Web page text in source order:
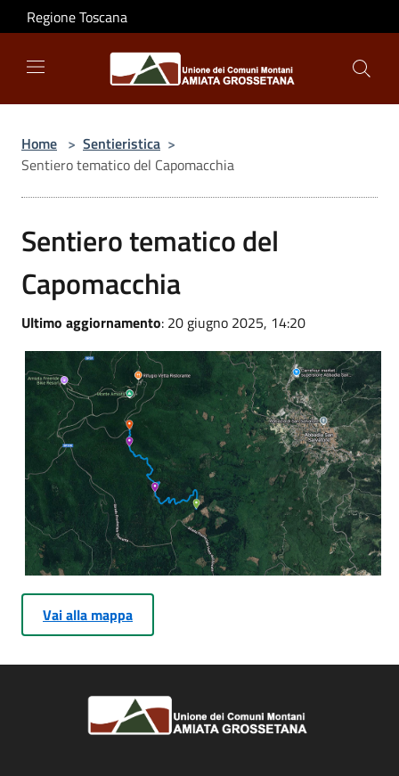
Salta al contenuto principale
Regione Toscana
Home > Sentieristica >
Sentiero tematico del Capomacchia
Sentiero tematico del
Capomacchia
Ultimo aggiornamento: 20 giugno 2025, 14:20
Vai alla mappa